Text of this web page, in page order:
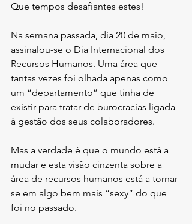
Que tempos desafiantes estes!
Na semana passada, dia 20 de maio,
assinalou-se o Dia Internacional dos
Recursos Humanos. Uma área que
tantas vezes foi olhada apenas como
um “departamento” que tinha de
existir para tratar de burocracias ligada
à gestão dos seus colaboradores.
Mas a verdade é que o mundo está a
mudar e esta visão cinzenta sobre a
área de recursos humanos está a tornar-
se em algo bem mais “sexy” do que
foi no passado.